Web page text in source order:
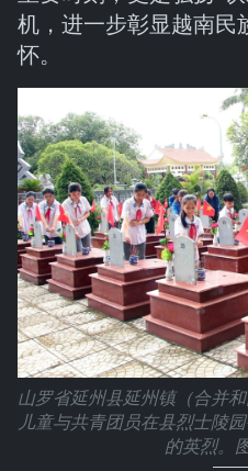
机，进一步彰显越南民
怀。
山罗省延州县延州镇（合并
儿童与共青团员在县烈士陵
的英烈。